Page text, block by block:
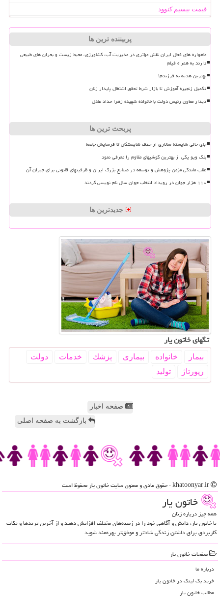
قیمت بیسیم کنوود
پربیننده ترین ها
ماهواره های فعال ایران نقش مؤثری در مدیریت آب، کشاورزی، محیط زیست و بحران های طبیعی
دارند به همراه فیلم
بهترین هدیه به فرزندم!
تکمیل زنجیره آموزش تا بازار شرط تحقق اشتغال پایدار زنان
دیدار معاون رئیس دولت با خانواده شهیده زهرا حداد عادل
پربحث ترین ها
جای خالی شایسته سالاری از حذف شایستگان تا فرسایش جامعه
بلک ویو یکی از بهترین گوشیهای مقاوم را معرفی نمود
عقب ماندگی مزمن پژوهش و توسعه در صنایع بزرگ ایران و ظرفیتهای قانونی برای جبران آن
۱۱۰ هزار جوان در رویداد انتخاب جوان سال نام نویسی کردند
جدیدترین ها
تگهای خاتون یار
بیمار خانواده بیماری پزشك خدمات
دولت
رپورتاژ
تولید
صفحه اخبار
بازگشت به صفحه اصلی
خاتون یار
همه چیز درباره زنان
با خاتون یار، دانش و آگاهی خود را در زمینه‌های مختلف افزایش دهید و از آخرین ترندها و نکات
کاربردی برای داشتن زندگی شادتر و موفق‌تر بهره‌مند شوید
صفحات خاتون یار
درباره ما
خرید بک لینک در خاتون یار
مطالب خاتون یار